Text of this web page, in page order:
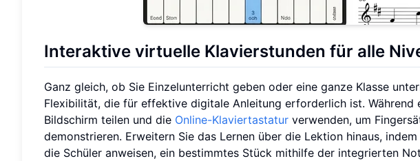
Interaktive virtuelle Klavierstunden für alle
Ganz gleich, ob Sie Einzelunterricht geben oder eine ganze Klasse
Flexibilität, die für effektive digitale Anleitung erforderlich ist. Während
Bildschirm teilen und die Online-Klaviertastatur verwenden, um
demonstrieren. Erweitern Sie das Lernen über die Lektion hinaus,
die Schüler anweisen, ein bestimmtes Stück mithilfe der integrierten